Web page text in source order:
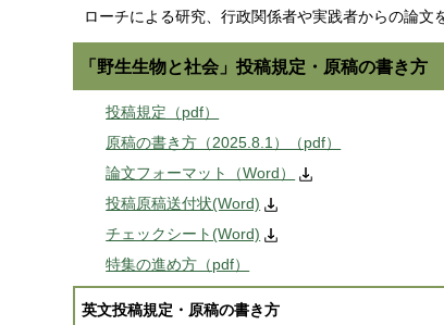
ローチによる研究、行政関係者や実践者からの論文
「野生生物と社会」投稿規定・原稿の書き方
投稿規定（pdf）
原稿の書き方（2025.8.1）（pdf）
論文フォーマット（Word）
投稿原稿送付状(Word)
チェックシート(Word)
特集の進め方（pdf）
英文投稿規定・原稿の書き方